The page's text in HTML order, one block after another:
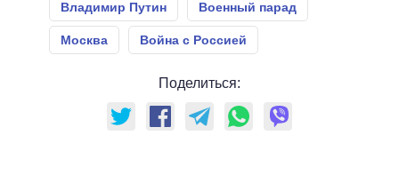
Владимир Путин Военный парад
Москва Война с Россией
Поделиться: